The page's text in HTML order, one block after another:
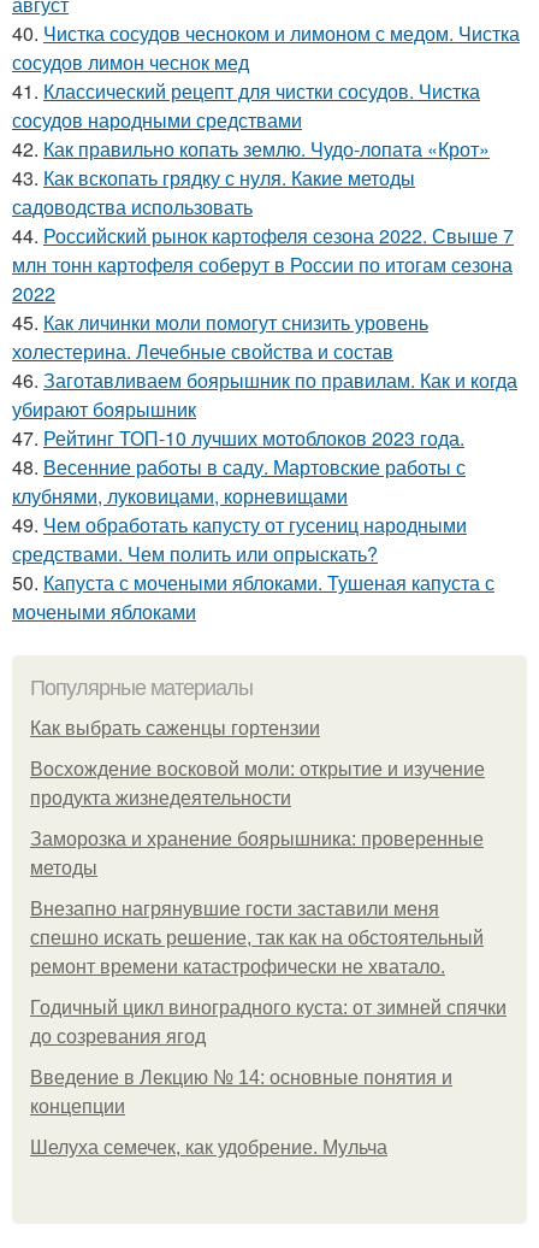
40. Чистка сосудов чесноком и лимоном с медом. Чистка
сосудов лимон чеснок мед
41. Классический рецепт для чистки сосудов. Чистка
сосудов народными средствами
42. Как правильно копать землю. Чудо-лопата «Крот»
43. Как вскопать грядку с нуля. Какие методы
садоводства использовать
44. Российский рынок картофеля сезона 2022. Свыше 7
млн тонн картофеля соберут в России по итогам сезона
2022
45. Как личинки моли помогут снизить уровень
холестерина. Лечебные свойства и состав
46. Заготавливаем боярышник по правилам. Как и когда
убирают боярышник
47. Рейтинг ТОП-10 лучших мотоблоков 2023 года.
48. Весенние работы в саду. Мартовские работы с
клубнями, луковицами, корневищами
49. Чем обработать капусту от гусениц народными
средствами. Чем полить или опрыскать?
50. Капуста с мочеными яблоками. Тушеная капуста с
мочеными яблоками
Популярные материалы
Как выбрать саженцы гортензии
Восхождение восковой моли: открытие и изучение
продукта жизнедеятельности
Заморозка и хранение боярышника: проверенные
методы
Внезапно нагрянувшие гости заставили меня
спешно искать решение, так как на обстоятельный
ремонт времени катастрофически не хватало.
Годичный цикл виноградного куста: от зимней спячки
до созревания ягод
Введение в Лекцию № 14: основные понятия и
концепции
Шелуха семечек, как удобрение. Мульча